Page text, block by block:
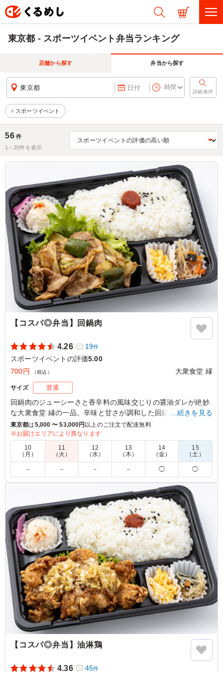
東京都 - スポーツイベント弁当ランキング
店舗から探す 弁当から探す
東京都 日付
詳細条件
スポーツイベント
56 件
1～20件を表示
【コスパ◎弁当】回鍋肉
4.26 19件
スポーツイベントの評価5.00
700円
（税込） 大衆食堂 縁
サイズ 普通
回鍋肉のジューシーさと香辛料の風味交じりの醤油ダレが絶妙
な大衆食堂 縁の一品。辛味と甘さが調和した回鍋肉は、心地よ
い満足感をもたらします。さくら大根とポテトサラダがあなた
の味覚をリフレッシュし、いり卵と春雨サラダでバランス良く
まとめています。できるだけ多くのお客様にお楽しみ頂けるよ
う、ロケやイベントのランチにおすすめです。
5.0
中華料理屋の回鍋肉のようにしっかりした味付けでした。
昼過ぎに注文しましたが食べたのは17時頃でした。肉は少
し固くなっていましたが美味しく食べることができまし
た。
ご利用シーン： スポーツ›スポーツイベント
東京都目黒区上目黒2025/05/27
…続きを見る
東京都は5,000 〜 53,000円 以上のご注文で配達無料
※お届けエリアにより異なります
10
（月）
11
（火）
12
（水）
13
（木）
14
（金）
15
（土）
－ － － － ◯ ◯
【コスパ◎弁当】油淋鶏
4.36 45件